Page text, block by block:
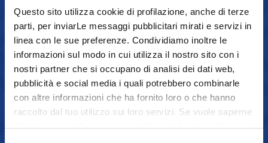
Questo sito utilizza cookie di profilazione, anche di terze
parti, per inviarLe messaggi pubblicitari mirati e servizi in
linea con le sue preferenze. Condividiamo inoltre le
informazioni sul modo in cui utilizza il nostro sito con i
nostri partner che si occupano di analisi dei dati web,
pubblicità e social media i quali potrebbero combinarle
con altre informazioni che ha fornito loro o che hanno
raccolto dal tuo utilizzo sui loro servizi. Se vuole saperne
29 Maggio 2024
ETS: compilazione BDR 2026-
2030 - indicazioni integrative
Ambiente e sostenibilità